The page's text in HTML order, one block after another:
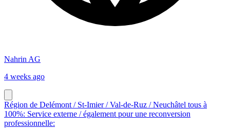
Nahrin AG
4 weeks ago
Région de Delémont / St-Imier / Val-de-Ruz / Neuchâtel tous à
100%: Service externe / également pour une reconversion
professionnelle: